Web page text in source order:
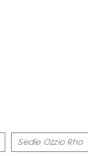
Sedie Ozzio Rho